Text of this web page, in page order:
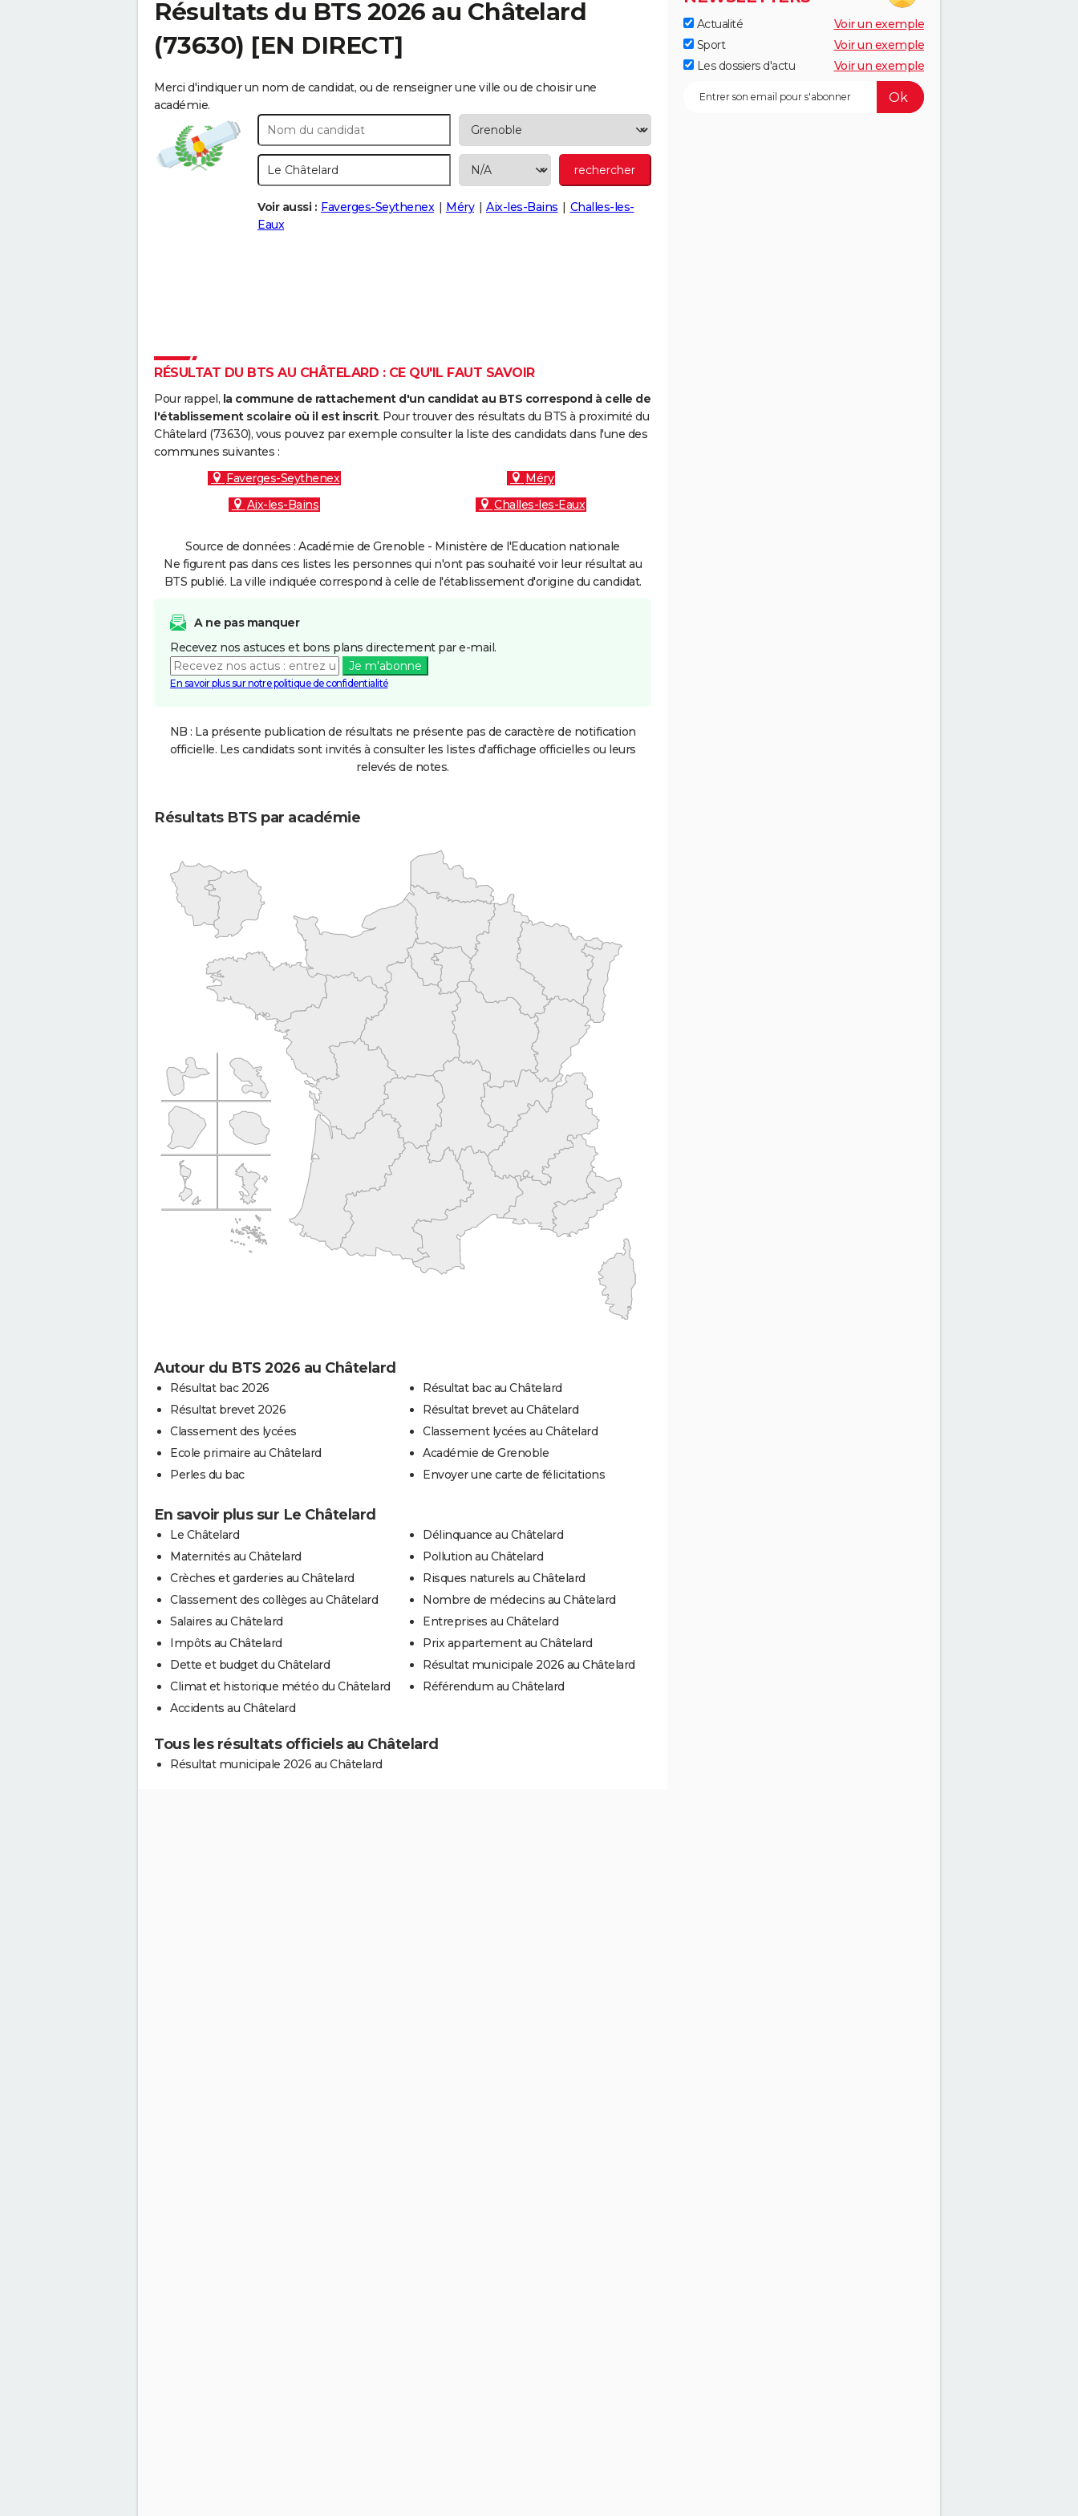
Résultats du BTS 2026 au Châtelard
(73630) [EN DIRECT]
Merci d'indiquer un nom de candidat, ou de renseigner une ville ou de choisir une
académie.
Voir aussi : Faverges-Seythenex Méry Aix-les-Bains
Challes-les-
Eaux
RÉSULTAT DU BTS AU CHÂTELARD : CE QU'IL FAUT SAVOIR
Pour rappel, la commune de rattachement d'un candidat au BTS correspond à celle de
l'établissement scolaire où il est inscrit. Pour trouver des résultats du BTS à proximité du
Châtelard (73630), vous pouvez par exemple consulter la liste des candidats dans l'une des
communes suivantes :
Faverges-Seythenex
Méry
Aix-les-Bains
Challes-les-Eaux
Source de données : Académie de Grenoble - Ministère de l'Education nationale
Ne figurent pas dans ces listes les personnes qui n'ont pas souhaité voir leur résultat au
BTS publié. La ville indiquée correspond à celle de l'établissement d'origine du candidat.
A ne pas manquer
Recevez nos astuces et bons plans directement par e-mail.
Je m'abonne
En savoir plus sur notre politique de confidentialité
NB : La présente publication de résultats ne présente pas de caractère de notification
officielle. Les candidats sont invités à consulter les listes d'affichage officielles ou leurs
relevés de notes.
Résultats BTS par académie
Autour du BTS 2026 au Châtelard
Résultat bac 2026
Résultat brevet 2026
Classement des lycées
Ecole primaire au Châtelard
Perles du bac
Résultat bac au Châtelard
Résultat brevet au Châtelard
Classement lycées au Châtelard
Académie de Grenoble
Envoyer une carte de félicitations
En savoir plus sur Le Châtelard
Le Châtelard
Maternités au Châtelard
Crèches et garderies au Châtelard
Classement des collèges au Châtelard
Salaires au Châtelard
Impôts au Châtelard
Dette et budget du Châtelard
Climat et historique météo du Châtelard
Accidents au Châtelard
Délinquance au Châtelard
Pollution au Châtelard
Risques naturels au Châtelard
Nombre de médecins au Châtelard
Entreprises au Châtelard
Prix appartement au Châtelard
Résultat municipale 2026 au Châtelard
Référendum au Châtelard
Tous les résultats officiels au Châtelard
Résultat municipale 2026 au Châtelard
Actualité
Voir un exemple
Sport
Voir un exemple
Les dossiers d'actu
Voir un exemple